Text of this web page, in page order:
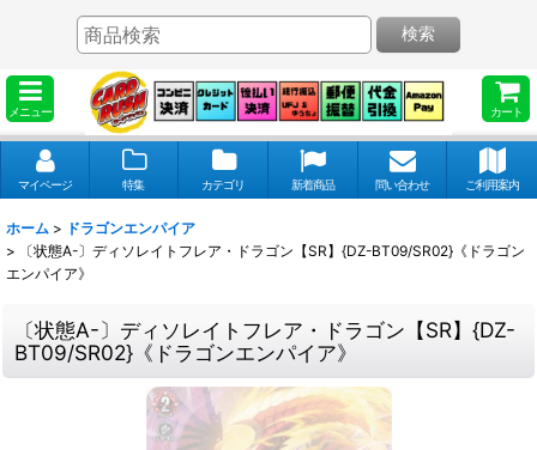
メニュー カート
検索
マイページ 特集 カテゴリ 新着商品 問い合わせ ご利用案内
ホーム > ドラゴンエンパイア
>
〔状態A-〕ディソレイトフレア・ドラゴン【SR】{DZ-BT09/SR02}《ドラゴン
エンパイア》
〔状態A-〕ディソレイトフレア・ドラゴン【SR】{DZ-
BT09/SR02}《ドラゴンエンパイア》